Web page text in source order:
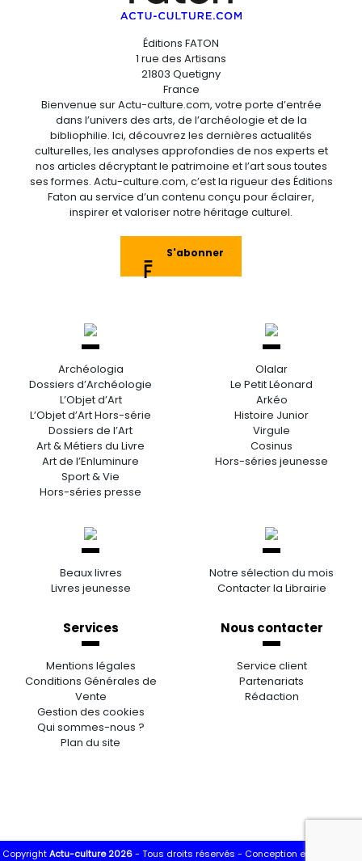
Éditions FATON
1 rue des Artisans
21803 Quetigny
France
Bienvenue sur Actu-culture.com, votre porte d’entrée
dans l’univers des arts, de l’archéologie et de la
bibliophilie. Ici, découvrez les dernières actualités
culturelles, les analyses approfondies de nos experts et
nos articles décryptant le patrimoine et l’art sous toutes
ses formes. Actu-culture.com, c’est la rigueur des Éditions
Faton au service d’un contenu conçu pour éclairer,
inspirer et valoriser notre héritage culturel.
S'abonner
Archéologia
Dossiers d’Archéologie
L’Objet d’Art
L’Objet d’Art Hors-série
Dossiers de l’Art
Art & Métiers du Livre
Art de l’Enluminure
Sport & Vie
Hors-séries presse
Olalar
Le Petit Léonard
Arkéo
Histoire Junior
Virgule
Cosinus
Hors-séries jeunesse
Beaux livres
Livres jeunesse
Notre sélection du mois
Contacter la Librairie
Services
Mentions légales
Conditions Générales de
Vente
Gestion des cookies
Qui sommes-nous ?
Plan du site
Nous contacter
Service client
Partenariats
Rédaction
CopyrightActu-culture 2026- Tous droits réservés - Conception et réalisation